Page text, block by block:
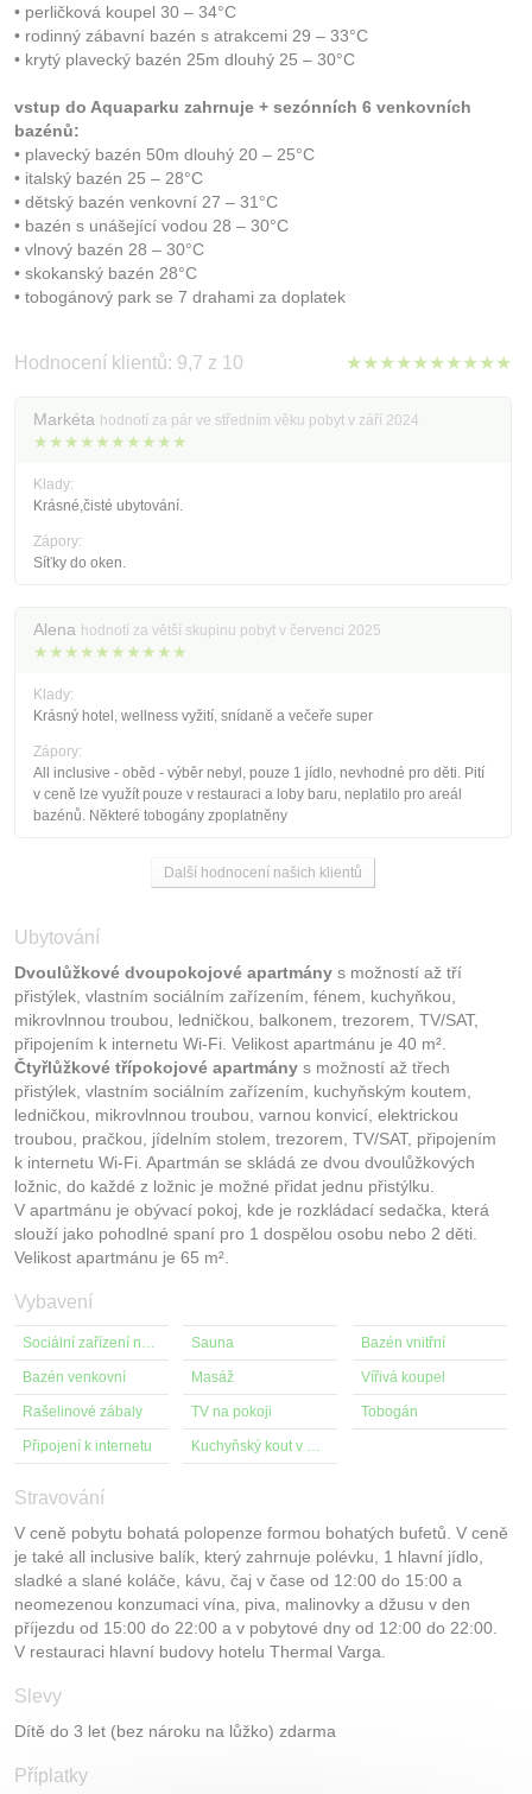
• perličková koupel 30 – 34°C
• rodinný zábavní bazén s atrakcemi 29 – 33°C
• krytý plavecký bazén 25m dlouhý 25 – 30°C
vstup do Aquaparku zahrnuje + sezónních 6 venkovních
bazénů:
• plavecký bazén 50m dlouhý 20 – 25°C
• italský bazén 25 – 28°C
• dětský bazén venkovní 27 – 31°C
• bazén s unášející vodou 28 – 30°C
• vlnový bazén 28 – 30°C
• skokanský bazén 28°C
• tobogánový park se 7 drahami za doplatek
Hodnocení klientů: 9,7 z 10 ★★★★★★★★★★
Markéta hodnotí za pár ve středním věku pobyt v září 2024
★★★★★★★★★★
Klady:
Krásné,čisté ubytování.
Zápory:
Síťky do oken.
Alena hodnotí za větší skupinu pobyt v červenci 2025
★★★★★★★★★★
Klady:
Krásný hotel, wellness vyžití, snídanĕ a večeře super
Zápory:
All inclusive - oběd - výběr nebyl, pouze 1 jídlo, nevhodné pro dĕti. Pití
v ceně lze využít pouze v restauraci a loby baru, neplatilo pro areál
bazénů. Nĕkteré tobogány zpoplatnĕny
Další hodnocení našich klientů
Ubytování
Dvoulůžkové dvoupokojové apartmány s možností až tří
přistýlek, vlastním sociálním zařízením, fénem, kuchyňkou,
mikrovlnnou troubou, ledničkou, balkonem, trezorem, TV/SAT,
připojením k internetu Wi-Fi. Velikost apartmánu je 40 m².
Čtyřlůžkové třípokojové apartmány s možností až třech
přistýlek, vlastním sociálním zařízením, kuchyňským koutem,
ledničkou, mikrovlnnou troubou, varnou konvicí, elektrickou
troubou, pračkou, jídelním stolem, trezorem, TV/SAT, připojením
k internetu Wi-Fi. Apartmán se skládá ze dvou dvoulůžkových
ložnic, do každé z ložnic je možné přidat jednu přistýlku.
V apartmánu je obývací pokoj, kde je rozkládací sedačka, která
slouží jako pohodlné spaní pro 1 dospělou osobu nebo 2 děti.
Velikost apartmánu je 65 m².
Vybavení
Sociální zařízení na pokoji Sauna Bazén vnitřní
Bazén venkovní Masáž Vířivá koupel
Rašelinové zábaly TV na pokoji Tobogán
Připojení k internetu Kuchyňský kout v pokoji
Stravování
V ceně pobytu bohatá polopenze formou bohatých bufetů. V ceně
je také all inclusive balík, který zahrnuje polévku, 1 hlavní jídlo,
sladké a slané koláče, kávu, čaj v čase od 12:00 do 15:00 a
neomezenou konzumaci vína, piva, malinovky a džusu v den
příjezdu od 15:00 do 22:00 a v pobytové dny od 12:00 do 22:00.
V restauraci hlavní budovy hotelu Thermal Varga.
Slevy
Dítě do 3 let (bez nároku na lůžko) zdarma
Příplatky